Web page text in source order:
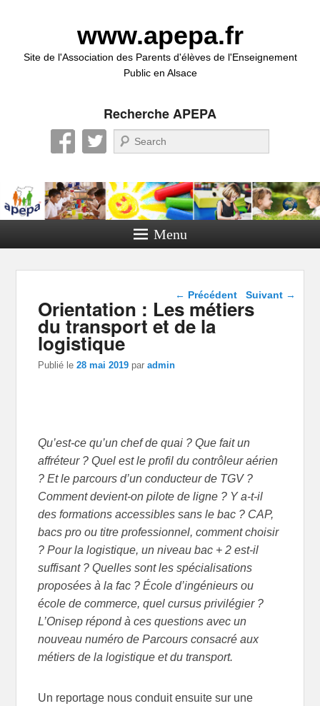
www.apepa.fr
Site de l'Association des Parents d'élèves de l'Enseignement
Public en Alsace
Recherche APEPA
Recherche
Menu
Navigation dans les
← Précédent Suivant →
Orientation : Les métiers
du transport et de la
logistique
Publié le28 mai 2019 paradmin
Qu’est-ce qu’un chef de quai ? Que fait un
affréteur ? Quel est le profil du contrôleur aérien
? Et le parcours d’un conducteur de TGV ?
Comment devient-on pilote de ligne ? Y a-t-il
des formations accessibles sans le bac ? CAP,
bacs pro ou titre professionnel, comment choisir
? Pour la logistique, un niveau bac + 2 est-il
suffisant ? Quelles sont les spécialisations
proposées à la fac ? École d’ingénieurs ou
école de commerce, quel cursus privilégier ?
L’Onisep répond à ces questions avec un
nouveau numéro de Parcours consacré aux
métiers de la logistique et du transport.
Un reportage nous conduit ensuite sur une